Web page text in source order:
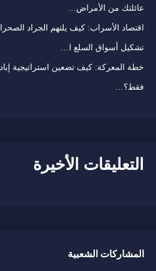
عائلتك من الأمراض…
اقتصاد الأسراب: كيف يلتهم الجراد
تشكيل أسواق السلع ا…
فقط؟…
التعليقات الأخيرة
المشاركات الشعبية